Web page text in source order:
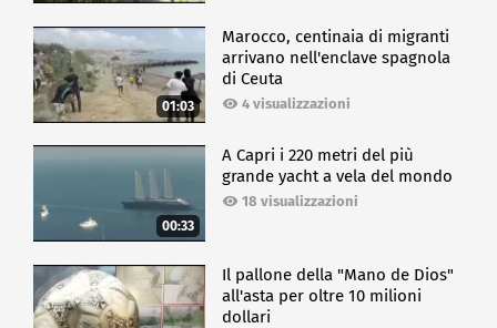
01:03
Marocco, centinaia di migranti
arrivano nell'enclave spagnola
di Ceuta
4 visualizzazioni
00:33
A Capri i 220 metri del più
grande yacht a vela del mondo
18 visualizzazioni
Il pallone della "Mano de Dios"
all'asta per oltre 10 milioni
dollari